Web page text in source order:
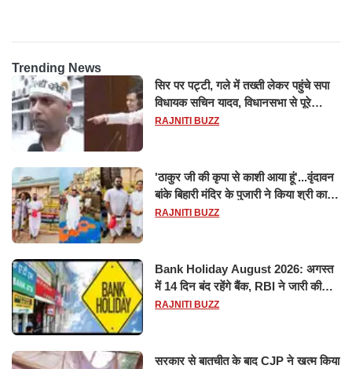
Trending News
सिर पर पट्टी, गले में तख्ती लेकर पहुंचे सपा
विधायक सचिन यादव, विधानसभा से पूरे
मानसून सत्र के लिए किया गया निलंबित
RAJNITI BUZZ
'ठाकुर जी की कृपा से काशी आया हूं'...वृंदावन
बांके बिहारी मंदिर के पुजारी ने किया श्री काशी
विश्वनाथ का जलाभिषेक
RAJNITI BUZZ
Bank Holiday August 2026: अगस्त
में 14 दिन बंद रहेंगे बैंक, RBI ने जारी की
छुट्टियों की लिस्ट​​​​​​​
RAJNITI BUZZ
सरकार से बातचीत के बाद CJP ने खत्म किया